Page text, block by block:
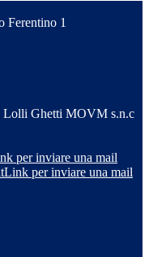
Ferentino 1
Lolli Ghetti MOVM s.n.c
per inviare una mail
Link per inviare una mail